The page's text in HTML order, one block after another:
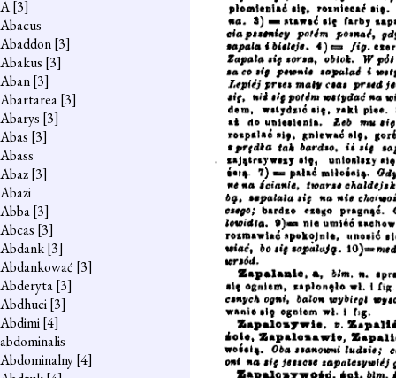
A[3]
Abacus
Abaddon[3]
Abakus [3]
Aban[3]
Abartarea[3]
Abarys [3]
Abas [3]
Abass
Abaz[3]
Abazi
Abba[3]
Abcas [3]
Abdank[3]
Abdankować [3]
Abderyta[3]
Abdhuci[3]
Abdimi[4]
abdominalis
Abdominalny[4]